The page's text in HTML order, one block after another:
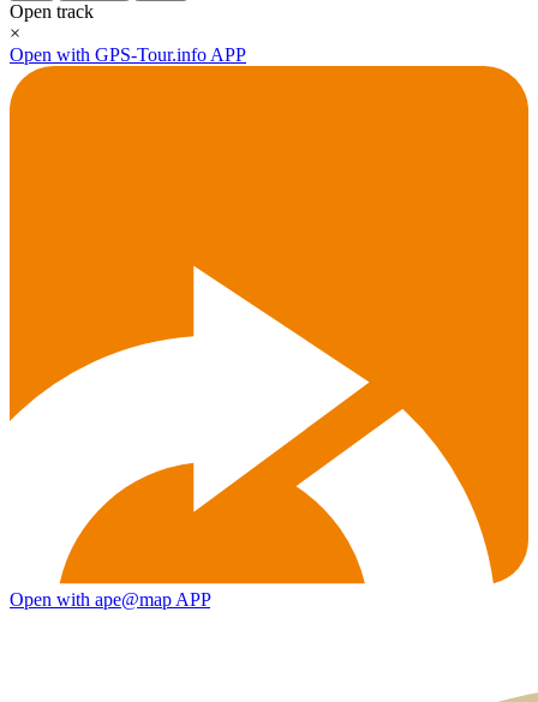
Open track
×
Open with GPS-Tour.info APP
Open with ape@map APP